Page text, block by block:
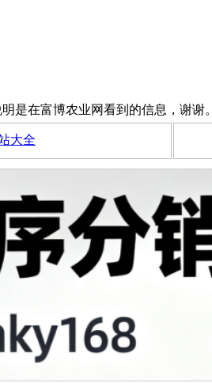
是在富博农业网看到的信息，谢谢。
大全